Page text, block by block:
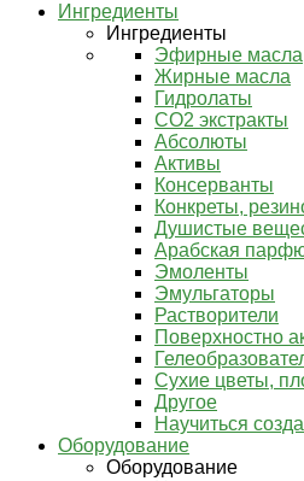
Ингредиенты
Ингредиенты
Эфирные масла
Жирные масла
Гидролаты
СО2 экстракты
Абсолюты
Активы
Консерванты
Конкреты,
Душистые
Арабская
Эмоленты
Эмульгаторы
Растворители
Поверхностно
Сухие цветы,
Другое
Научиться
Оборудование
Оборудование